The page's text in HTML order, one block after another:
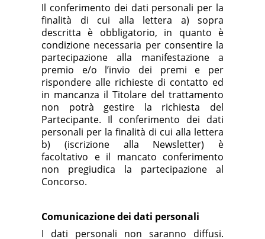
Il conferimento dei dati personali per la
finalità di cui alla lettera a) sopra
descritta è obbligatorio, in quanto è
condizione necessaria per consentire la
partecipazione alla manifestazione a
premio e/o l’invio dei premi e per
rispondere alle richieste di contatto ed
in mancanza il Titolare del trattamento
non potrà gestire la richiesta del
Partecipante. Il conferimento dei dati
personali per la finalità di cui alla lettera
b) (iscrizione alla Newsletter) è
facoltativo e il mancato conferimento
non pregiudica la partecipazione al
Concorso.
Comunicazione dei dati personali
I dati personali non saranno diffusi.